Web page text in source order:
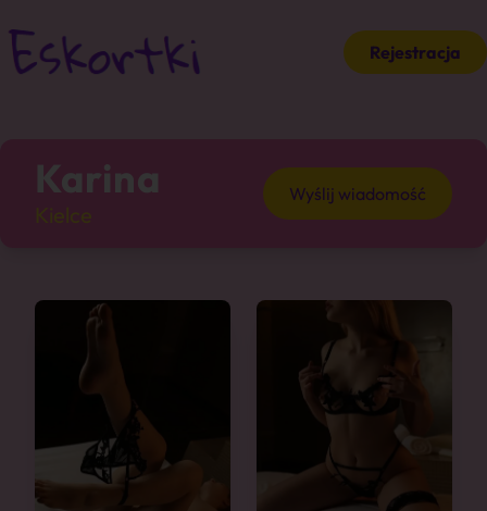
Rejestracja
Karina Wyślij wiadomość